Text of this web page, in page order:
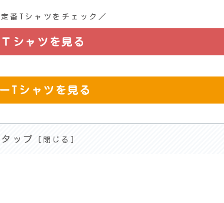
番Tシャツをチェック／
シャツを見る
Tシャツを見る
ップ